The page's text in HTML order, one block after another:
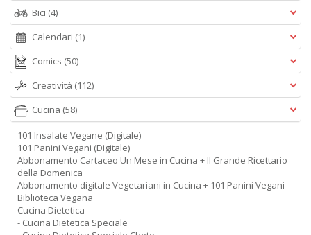
Bici (4)
Calendari (1)
Comics (50)
Creatività (112)
Cucina (58)
101 Insalate Vegane (Digitale)
101 Panini Vegani (Digitale)
Abbonamento Cartaceo Un Mese in Cucina + Il Grande Ricettario
della Domenica
Abbonamento digitale Vegetariani in Cucina + 101 Panini Vegani
Biblioteca Vegana
Cucina Dietetica
- Cucina Dietetica Speciale